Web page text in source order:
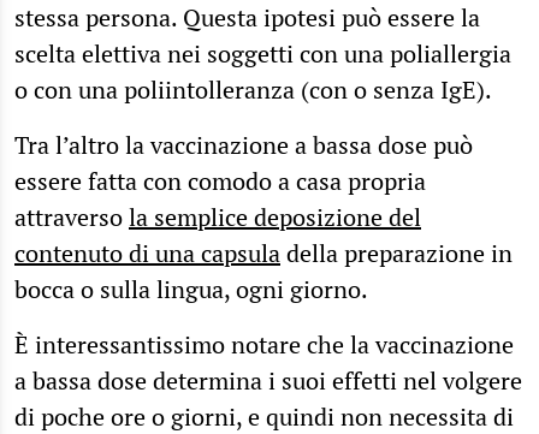
stessa persona. Questa ipotesi può essere la
scelta elettiva nei soggetti con una poliallergia
o con una poliintolleranza (con o senza IgE).
Tra l’altro la vaccinazione a bassa dose può
essere fatta con comodo a casa propria
attraversola semplice deposizione del
contenuto di una capsuladella preparazione in
bocca o sulla lingua, ogni giorno.
È interessantissimo notare che la vaccinazione
a bassa dose determina i suoi effetti nel volgere
di poche ore o giorni, e quindi non necessita di